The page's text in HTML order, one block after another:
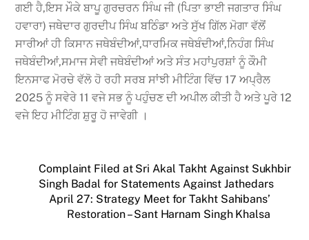
ਗਈ ਹੈ,ਇਸ ਮੌਕੇ ਬਾਪੂ ਗੁਰਚਰਨ ਸਿੰਘ ਜੀ (ਪਿਤਾ ਭਾਈ ਜਗਤਾਰ ਸਿੰਘ
ਹਵਾਰਾ) ਜਥੇਦਾਰ ਗੁਰਦੀਪ ਸਿੰਘ ਬਠਿੰਡਾ ਅਤੇ ਸੁੱਖ ਗਿੱਲ ਮੋਗਾ ਵੱਲੋਂ
ਸਾਰੀਆਂ ਹੀ ਕਿਸਾਨ ਜਥੇਬੰਦੀਆਂ,ਧਾਰਮਿਕ ਜਥੇਬੰਦੀਆਂ,ਨਿਹੰਗ ਸਿੰਘ
ਜਥੇਬੰਦੀਆਂ,ਸਮਾਜ ਸੇਵੀ ਜਥੇਬੰਦੀਆਂ ਅਤੇ ਸੰਤ ਮਹਾਂਪੁਰਸ਼ਾਂ ਨੂੰ ਕੌਮੀ
ਇਨਸਾਫ ਮੋਰਚੇ ਵੱਲੋ ਹੋ ਰਹੀ ਸਰਬ ਸਾਂਝੀ ਮੀਟਿੰਗ ਵਿੱਚ 17 ਅਪ੍ਰੈਲ
2025 ਨੂੰ ਸਵੇਰੇ 11 ਵਜੇ ਸਭ ਨੂੰ ਪਹੁੰਚਣ ਦੀ ਅਪੀਲ ਕੀਤੀ ਹੈ ਅਤੇ ਪੂਰੇ 12
ਵਜੇ ਇਹ ਮੀਟਿੰਗ ਸ਼ੁਰੂ ਹੋ ਜਾਵੇਗੀ ।
Complaint Filed at Sri Akal Takht Against Sukhbir
Singh Badal for Statements Against Jathedars
April 27: Strategy Meet for Takht Sahibans’
Restoration – Sant Harnam Singh Khalsa